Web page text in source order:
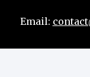
Email: